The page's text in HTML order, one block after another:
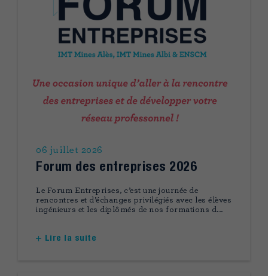
06 juillet 2026
Forum des entreprises 2026
Le Forum Entreprises, c’est une journée de
rencontres et d’échanges privilégiés avec les élèves
ingénieurs et les diplômés de nos formations d...
Lire la suite